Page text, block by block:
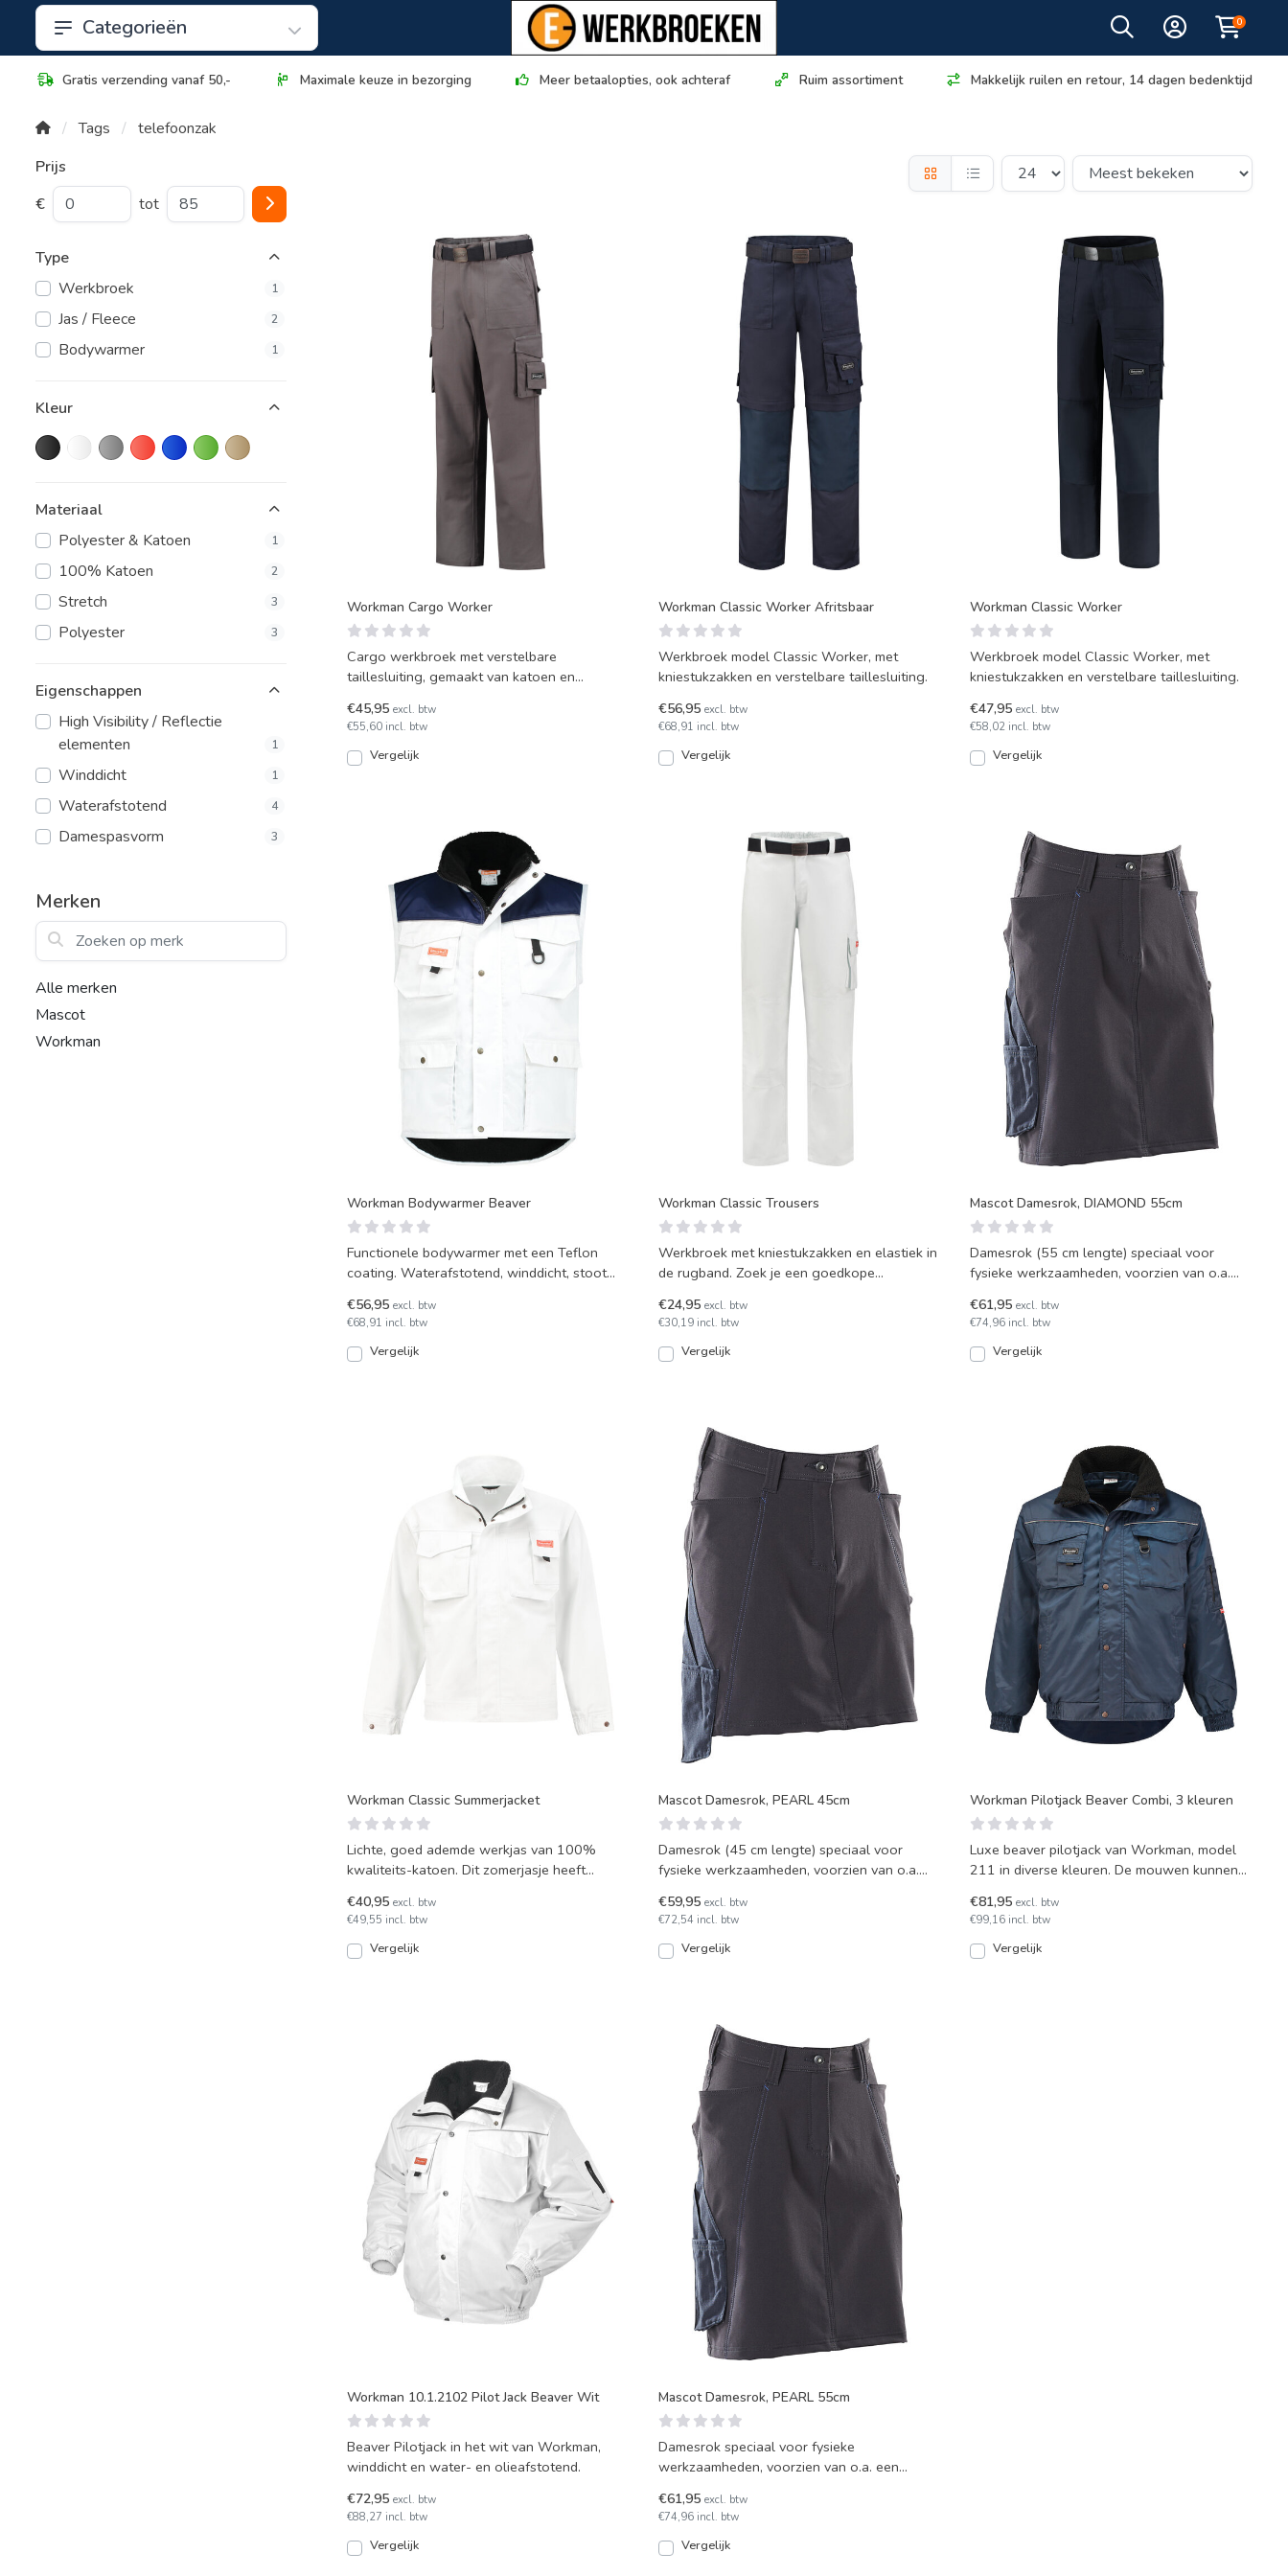
Categorieën 0
Gratis verzending vanaf 50,- Maximale keuze in bezorging Meer betaalopties, ook achteraf Ruim assortiment Makkelijk ruilen en retour, 14 dagen bedenktijd
Tags
telefoonzak
Prijs
€
tot
Type
Werkbroek
1
Jas / Fleece 2
Bodywarmer 1
Kleur
Materiaal
Polyester & Katoen
1
100% Katoen 2
Stretch 3
Polyester 3
Eigenschappen
High Visibility / Reflectie
elementen
1
Winddicht 1
Waterafstotend 4
Damespasvorm 3
Merken
Zoeken op merk
Alle merken
Mascot
Workman
Workman Cargo Worker
Cargo werkbroek met verstelbare
taillesluiting, gemaakt van katoen en
€45,95 excl. btw
€55,60 incl. btw
Vergelijk
Workman Classic Worker Afritsbaar
Werkbroek model Classic Worker, met
kniestukzakken en verstelbare taillesluiting.
€56,95 excl. btw
€68,91 incl. btw
Vergelijk
Workman Classic Worker
Werkbroek model Classic Worker, met
kniestukzakken en verstelbare taillesluiting.
€47,95 excl. btw
€58,02 incl. btw
Vergelijk
Workman Bodywarmer Beaver
Functionele bodywarmer met een Teflon
coating. Waterafstotend, winddicht, stoot
€56,95 excl. btw
€68,91 incl. btw
Vergelijk
Workman Classic Trousers
Werkbroek met kniestukzakken en elastiek in
de rugband. Zoek je een goedkope
€24,95 excl. btw
€30,19 incl. btw
Vergelijk
Mascot Damesrok, DIAMOND 55cm
Damesrok (55 cm lengte) speciaal voor
fysieke werkzaamheden, voorzien van o.a.
€61,95 excl. btw
€74,96 incl. btw
Vergelijk
Workman Classic Summerjacket
Lichte, goed ademde werkjas van 100%
kwaliteits-katoen. Dit zomerjasje heeft
€40,95 excl. btw
€49,55 incl. btw
Vergelijk
Mascot Damesrok, PEARL 45cm
Damesrok (45 cm lengte) speciaal voor
fysieke werkzaamheden, voorzien van o.a.
€59,95 excl. btw
€72,54 incl. btw
Vergelijk
Workman Pilotjack Beaver Combi, 3 kleuren
Luxe beaver pilotjack van Workman, model
211 in diverse kleuren. De mouwen kunnen
€81,95 excl. btw
€99,16 incl. btw
Vergelijk
Workman 10.1.2102 Pilot Jack Beaver Wit
Beaver Pilotjack in het wit van Workman,
winddicht en water- en olieafstotend.
€72,95 excl. btw
€88,27 incl. btw
Vergelijk
Mascot Damesrok, PEARL 55cm
Damesrok speciaal voor fysieke
werkzaamheden, voorzien van o.a. een
€61,95 excl. btw
€74,96 incl. btw
Vergelijk